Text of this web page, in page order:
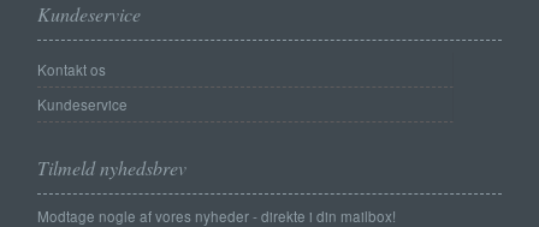
Kundeservice
Kontakt os
Kundeservice
Tilmeld nyhedsbrev
Modtage nogle af vores nyheder - direkte i din mailbox!